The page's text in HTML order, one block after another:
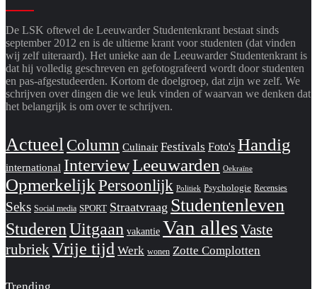
De LSK oftewel de Leeuwarder Studentenkrant bestaat sinds
september 2012 en is de ultieme krant voor studenten (dat vinden
wij zelf uiteraard). Het unieke aan de Leeuwarder Studentenkrant is
dat hij volledig geschreven en gefotografeerd wordt door studenten
en pas-afgestudeerden. Kortom de doelgroep, dat zijn we zelf. We
schrijven over dingen die we leuk vinden of waarvan we denken dat
het belangrijk is om over te schrijven.
Actueel Column Culinair Festivals Foto's Handig
international InterviewLeeuwarden Oekraïne
OpmerkelijkPersoonlijk Politiek Psychologie Recensies
Seks Social media SPORT Straatvraag Studentenleven
StuderenUitgaan vakantie Van allesVaste
rubriekVrije tijd Werk wonen Zotte Complotten